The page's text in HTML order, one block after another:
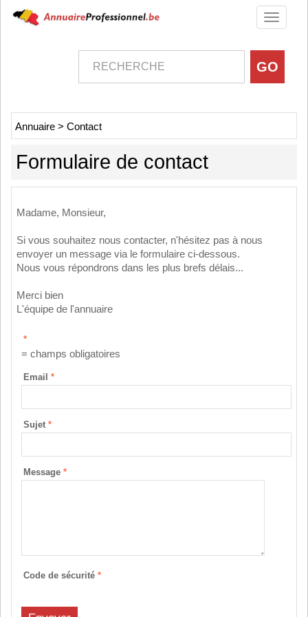
Toggle
Annuaire > Contact
Formulaire de contact
Madame, Monsieur,
Si vous souhaitez nous contacter, n'hésitez pas à nous
envoyer un message via le formulaire ci-dessous.
Nous vous répondrons dans les plus brefs délais...
Merci bien
L'équipe de l'annuaire
*
= champs obligatoires
Email *
Sujet *
Message *
Code de sécurité *